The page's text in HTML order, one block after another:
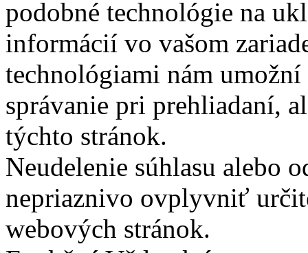
podobné technológie na
informácií vo vašom
technológiami nám
správanie pri prehliadaní,
týchto stránok.
Neudelenie súhlasu alebo
nepriaznivo ovplyvniť
webových stránok.